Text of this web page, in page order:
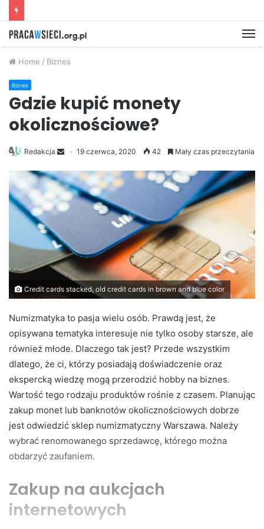
Home / Biznes
Biznes
Gdzie kupić monety
okolicznościowe?
Redakcja 19 czerwca, 2020 42 Mały czas przeczytania
Credit cards stacked, old credit cards in brown and blue color
Numizmatyka to pasja wielu osób. Prawdą jest, że
opisywana tematyka interesuje nie tylko osoby starsze, ale
również młode. Dlaczego tak jest? Przede wszystkim
dlatego, że ci, którzy posiadają doświadczenie oraz
ekspercką wiedzę mogą przerodzić hobby na biznes.
Wartość tego rodzaju produktów rośnie z czasem. Planując
zakup monet lub banknotów okolicznościowych dobrze
jest odwiedzić sklep numizmatyczny Warszawa. Należy
wybrać renomowanego sprzedawcę, którego można
obdarzyć zaufaniem.
Zakup na aukcjach
internetowych